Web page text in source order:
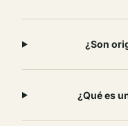
¿Son
¿Qué es